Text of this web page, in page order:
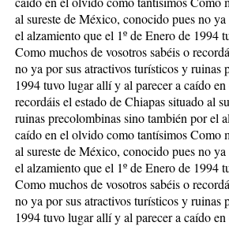
al sureste de México, conocido pues no
el alzamiento que el 1º de Enero de
Como muchos de vosotros sabéis o
no ya por sus atractivos turísticos y ruinas
1994 tuvo lugar allí y al parecer a caído
recordáis el estado de Chiapas situado al
ruinas precolombinas sino también por el
caído en el olvido como tantísimos Como
al sureste de México, conocido pues no
el alzamiento que el 1º de Enero de
Como muchos de vosotros sabéis o
no ya por sus atractivos turísticos y ruinas
1994 tuvo lugar allí y al parecer a caído